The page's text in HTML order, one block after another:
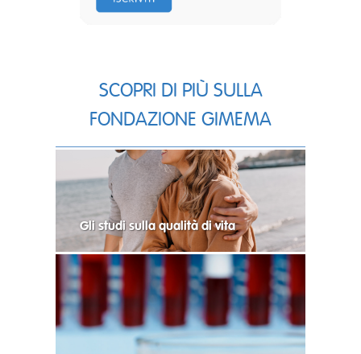
SCOPRI DI PIÙ SULLA
FONDAZIONE GIMEMA
Gli studi sulla qualità di vita